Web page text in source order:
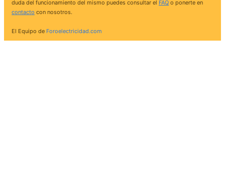
duda del funcionamiento del mismo puedes consultar el FAQ o ponerte en
contacto con nosotros.
El Equipo de Foroelectricidad.com